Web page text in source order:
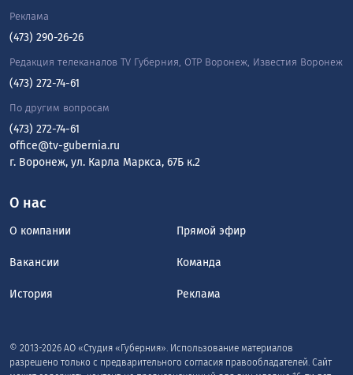
О нас
О компании Прямой эфир
Вакансии Команда
История Реклама
© 2013-2026 АО «Студия «Губерния». Использование материалов
разрешено только с предварительного согласия правообладателей. Сайт
Реклама
(473) 290-26-26
Редакция телеканалов TV Губерния, ОТР Воронеж, Известия Воронеж
(473) 272-74-61
По другим вопросам
(473) 272-74-61
office@tv-gubernia.ru
г. Воронеж, ул. Карла Маркса, 67Б к.2